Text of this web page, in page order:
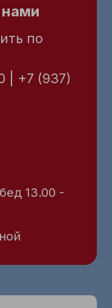
по
| +7 (937)
13.00 -